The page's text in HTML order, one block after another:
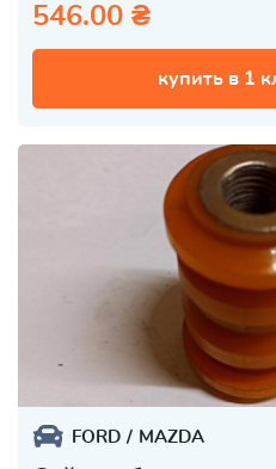
546.00 ₴
купить в 1
FORD MAZDA